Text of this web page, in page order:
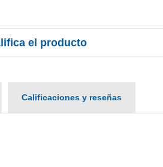
el producto
Calificaciones y reseñas